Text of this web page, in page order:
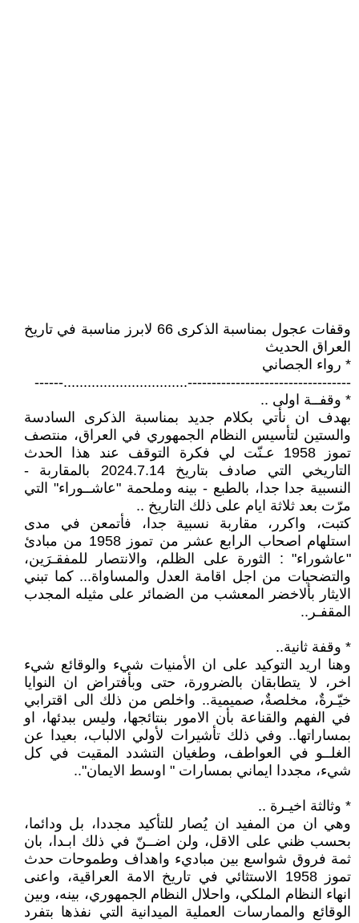
وقفات عجول بمناسبة الذكرى 66 لابرز مناسبة في تاريخ
العراق الحديث
* رواء الجصاني
----------------------------------...............................------
* وقفــة اولى ..
بهدف ان نأتي بكلام جديد بمناسبة الذكرى السادسة
والستين لتأسيس النظام الجمهوري في العراق، منتصف
تموز 1958 عـنّت لي فكرة التوقف عند هذا الحدث
التاريخي التي صادف بتاريخ 2024.7.14 بالمقاربة -
النسبية جدا جدا، بالطبع - بينه وملحمة "عاشــوراء" التي
مرّت بعد ثلاثة ايام على ذلك التاريخ ..
كتبت، واكرر، مقاربة نسبية جدا، فأتمعن في مدى
استلهام اصحاب الرابع عشر من تموز 1958 من مبادئ
"عاشوراء" : الثورة على الظلم، والانتصار للمفقـرَين،
والتضحيات من اجل اقامة العدل والمساواة... كما تبني
الايثار بألاخضر المعشب من الضمائر على مثيله المجدب
المقفـر..
* وقفة ثانية..
وهنا اريد التوكيد على ان الأمنيات شيء والوقائع شيء
اخر، لا يتطابقان بالضرورة، حتى وبأفتراض ان النوايا
خيّـرةٌ، مخلصةٌ، صميمية.. واخلص من ذلك الى اقترابي
في الفهم والقناعة بأن الامور بنتائجها، وليس ببدئها، او
بمساراتها.. وفي ذلك تأشيرات لأولي الالباب، بعيدا عن
الغلــو في العواطف، وطغيان التشدد المقيت في كل
شيء، مجددا ايماني بمسارات " اوسط الايمان"..
* وثالثة اخيـرة ..
وهي ان من المفيد ان يُصار للتأكيد مجددا، بل ودائما،
بحسب ظني على الاقل، ولن اضــنّ في ذلك ابـدا، بان
ثمة فروق شواسع بين مباديء واهداف وطموحات حدث
تموز 1958 الاستثائي في تاريخ الامة العراقية، واعنى
انهاء النظام الملكي، واحلال النظام الجمهوري، بينه، وبين
الوقائع والممارسات العملية الميدانية التي نفذها بتفرد